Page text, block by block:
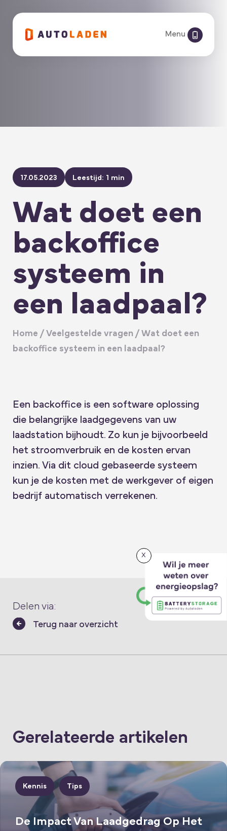
Menu
17.05.2023 Leestijd: 1 min
Wat doet een
backoffice
systeem in
een laadpaal?
Home /Veelgestelde vragen /Wat doet een
backoffice systeem in een laadpaal?
Een backoffice is een software oplossing
die belangrijke laadgegevens van uw
laadstation bijhoudt. Zo kun je bijvoorbeeld
het stroomverbruik en de kosten ervan
inzien. Via dit cloud gebaseerde systeem
kun je de kosten met de werkgever of eigen
bedrijf automatisch verrekenen.
Delen via:
Terug naar overzicht
Gerelateerde artikelen
Kennis Tips
De Impact Van Laadgedrag Op Het
x